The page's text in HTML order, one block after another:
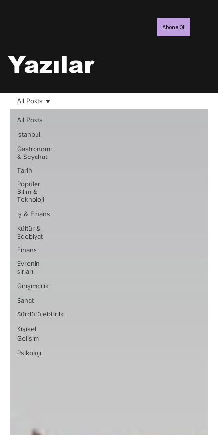
Abone Ol!
Yazılar
All Posts
İstanbul
Gastronomi
& Seyahat
Tarih
Popüler
Bilim &
Teknoloji
İş & Finans
Kültür &
Edebiyat
Finans
Evrenin
sırları
Girişimcilik
Sanat
Sürdürülebilirlik
Kişisel
Gelişim
Psikoloji
All Posts